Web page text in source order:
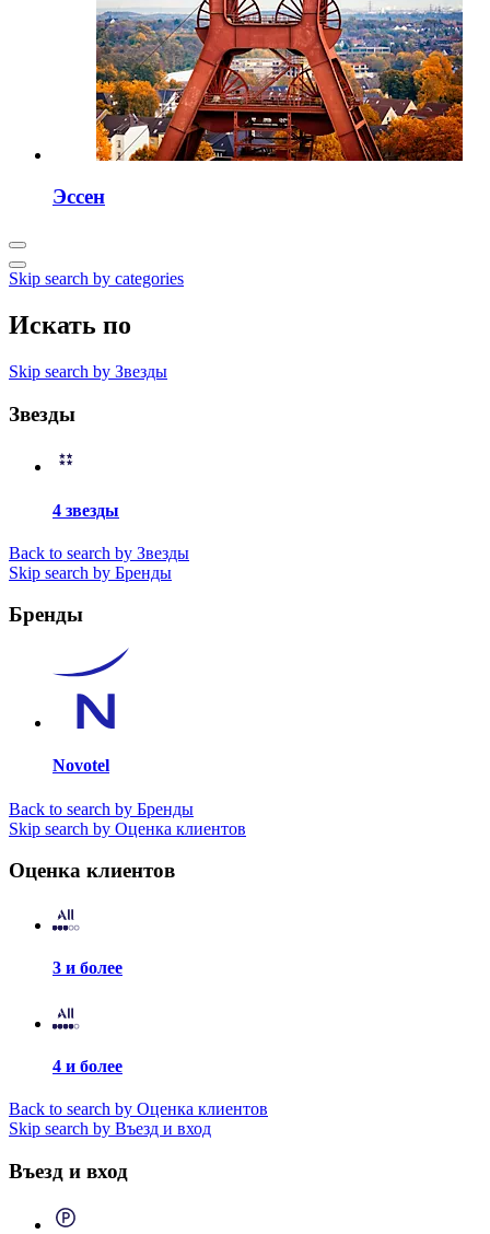
Эссен
Skip search by categories
Искать по
Skip search by Звезды
Звезды
4 звезды
Back to search by Звезды
Skip search by Бренды
Бренды
Novotel
Back to search by Бренды
Skip search by Оценка клиентов
Оценка клиентов
3 и более
4 и более
Back to search by Оценка клиентов
Skip search by Въезд и вход
Въезд и вход